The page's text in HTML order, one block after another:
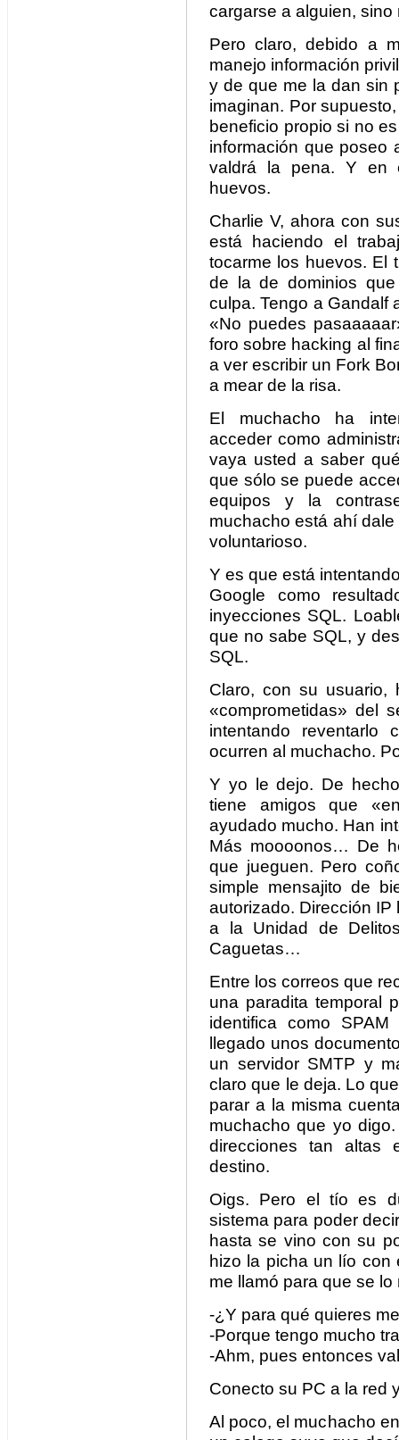
cargarse a alguien, sino
Pero claro, debido a
manejo información
y de que me la dan sin
imaginan. Por
beneficio propio si no
información que poseo
valdrá la pena. Y en
huevos.
Charlie V, ahora con
está haciendo el
tocarme los huevos. El
de la de dominios
culpa. Tengo a Gandalf
«No puedes
foro sobre hacking al
a ver escribir un Fork
a mear de la risa.
El muchacho ha
acceder como
vaya usted a saber
que sólo se puede
equipos y la
muchacho está ahí
voluntarioso.
Y es que está
Google como
inyecciones SQL.
que no sabe SQL, y
SQL.
Claro, con su usuario,
«comprometidas» del
intentando
ocurren al muchacho.
Y yo le dejo. De
tiene amigos que
ayudado mucho. Han
Más moooonos… De
que jueguen. Pero
simple mensajito de
autorizado. Dirección
a la Unidad de
Caguetas…
Entre los correos que
una paradita temporal
identifica como
llegado unos
un servidor SMTP y
claro que le deja. Lo
parar a la misma
muchacho que yo
direcciones tan altas
destino.
Oigs. Pero el tío es
sistema para poder
hasta se vino con su
hizo la picha un lío con
me llamó para que se lo
-¿Y para qué quieres
-Porque tengo mucho
-Ahm, pues entonces
Conecto su PC a la red
Al poco, el muchacho